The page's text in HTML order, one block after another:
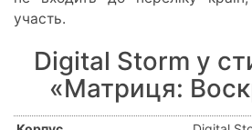
участь.
Digital Storm у
«Матриця: